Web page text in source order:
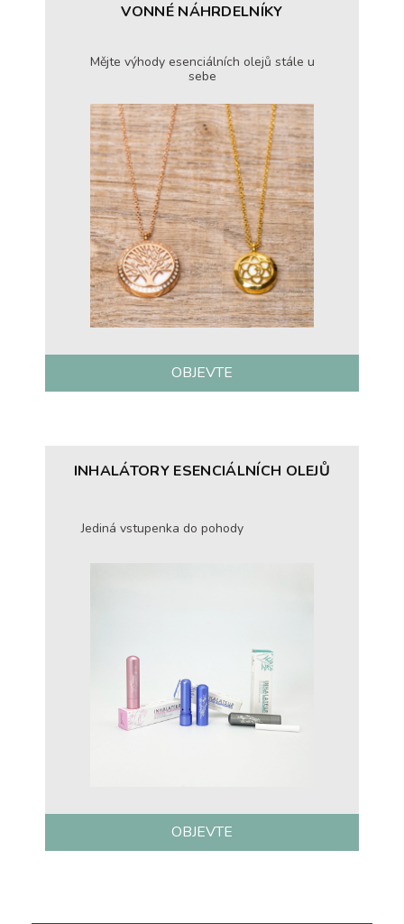
VONNÉ NÁHRDELNÍKY
Mějte výhody esenciálních olejů stále u
sebe
OBJEVTE
INHALÁTORY ESENCIÁLNÍCH OLEJŮ
Jediná vstupenka do pohody
OBJEVTE